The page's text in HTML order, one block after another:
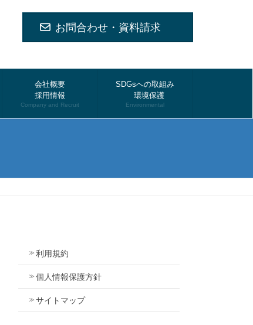
お問合わせ・資料請求
会社概要
採用情報
Company and Recruit
SDGsへの取組み
環境保護
Environmental
利用規約
個人情報保護方針
サイトマップ